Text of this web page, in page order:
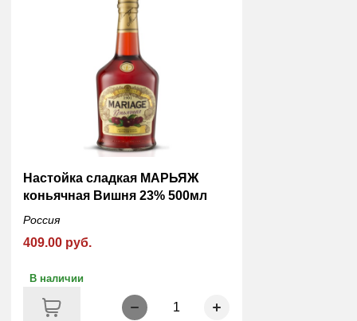
Настойка сладкая МАРЬЯЖ
коньячная Вишня 23% 500мл
Россия
409.00 руб.
В наличии
1